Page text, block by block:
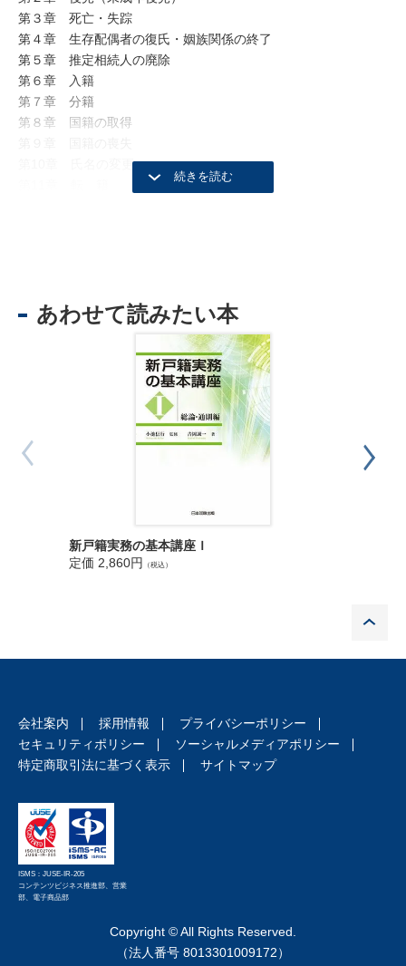
第３章 死亡・失踪
第４章 生存配偶者の復氏・姻族関係の終了
第５章 推定相続人の廃除
第６章 入籍
第７章 分籍
第８章 国籍の取得
第10章 氏名の変更
あわせて読みたい本
新戸籍実務の基本講座Ｉ
定価 2,860円
（税込）
会社案内 採用情報
プライバシーポリシー
セキュリティポリシー
ソーシャルメディアポリシー
特定商取引法に基づく表示
サイトマップ
ISMS：JUSE-IR-205
コンテンツビジネス推進部、営業
部、電子商品部
Copyright © All Rights Reserved.
（法人番号 8013301009172）